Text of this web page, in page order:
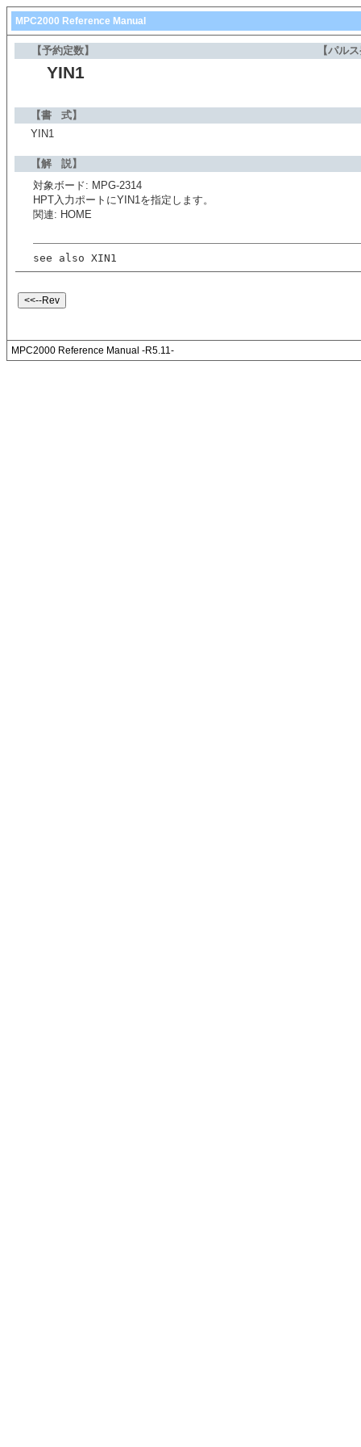
MPC2000 Reference Manual
【予約定数】 【パル
YIN1
【書 式】
YIN1
【解 説】
対象ボード: MPG-2314
HPT入力ポートにYIN1を指定します。
関連: HOME
see also XIN1
MPC2000 Reference Manual -R5.11-